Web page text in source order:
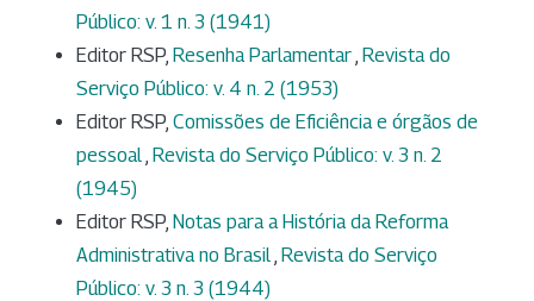
Público: v. 1 n. 3 (1941)
Editor RSP, Resenha Parlamentar, Revista do
Serviço Público: v. 4 n. 2 (1953)
Editor RSP, Comissões de Eficiência e órgãos de
pessoal, Revista do Serviço Público: v. 3 n. 2
(1945)
Editor RSP, Notas para a História da Reforma
Administrativa no Brasil, Revista do Serviço
Público: v. 3 n. 3 (1944)